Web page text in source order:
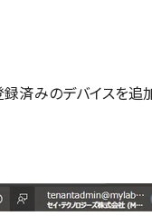
済みのデバイスを追